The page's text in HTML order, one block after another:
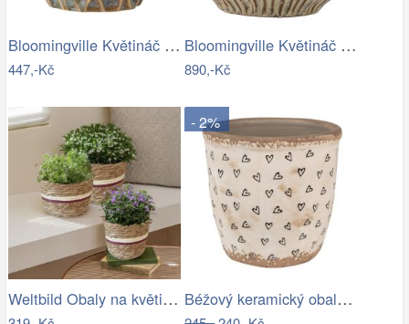
Bloomingville Květináč Feren Ø 12 cm
447,-Kč
Bloomingville Květináč Dua Ø 19 cm
890,-Kč
Weltbild Obaly na květináče z mořské…
- 2%
Béžový keramický obal na květináč se…